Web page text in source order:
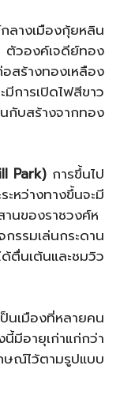
างเมืองกุ้ยหลิน
ตัวองค์เจดีย์ทอง
สร้างทองเหลือง
การเปิดไฟสีขาว
กับสร้างจากทอง
Park)การขึ้นไป
หว่างทางขึ้นจะมี
นของราชวงศ์ห
รมเล่นกระดาน
นเต้นและชมวิว
ป็นเมืองที่หลายคน
มีอายุเก่าแก่กว่า
ณ์ไว้ตามรูปแบบ